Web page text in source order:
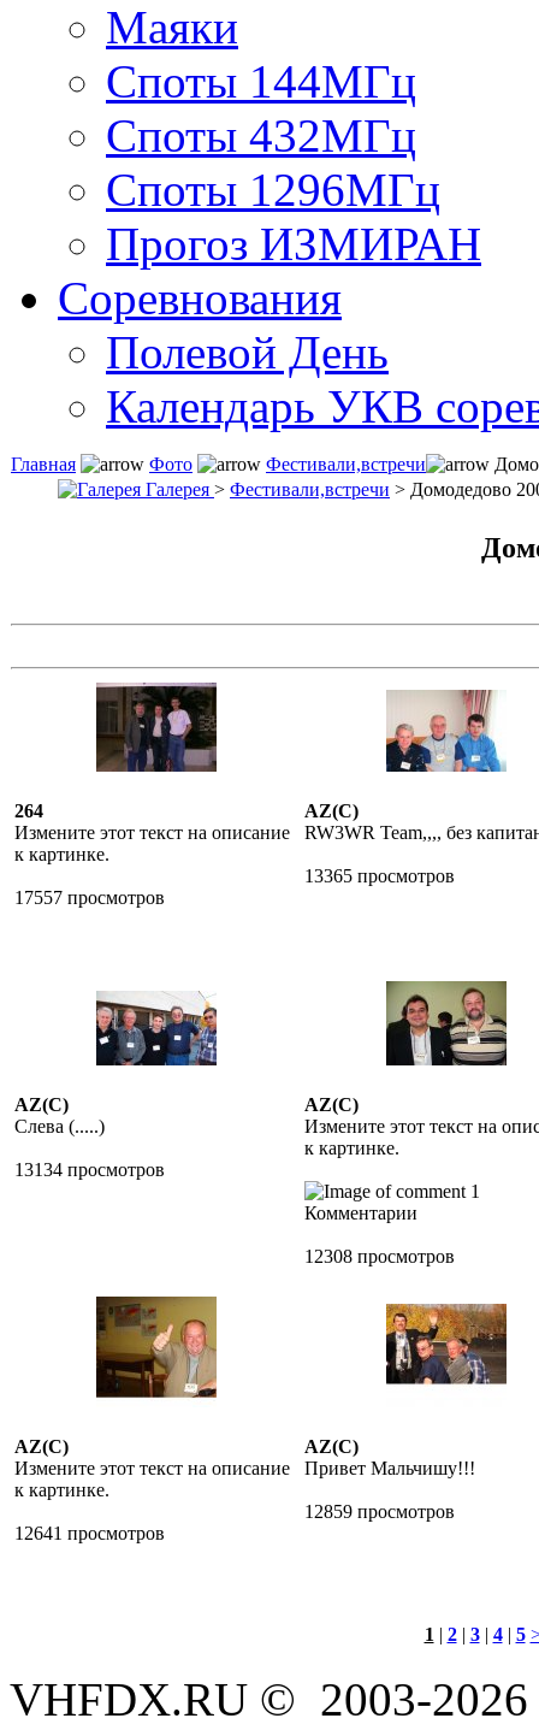
Маяки
Споты 144МГц
Споты 432МГц
Споты 1296МГц
Прогоз ИЗМИРАН
Соревнования
Полевой День
Календарь УКВ
Главная Фото Фестивали,встречи
Галерея > Фестивали,встречи > Домодедово
264
Измените этот текст на описание
к картинке.
17557 просмотров
AZ(C)
RW3WR Team,,,, без
13365 просмотров
AZ(C)
Слева (.....)
13134 просмотров
AZ(C)
Измените этот текст на
к картинке.
1
Комментарии
12308 просмотров
AZ(C)
Измените этот текст на описание
к картинке.
12641 просмотров
AZ(C)
Привет Мальчишу!!!
12859 просмотров
1 | 2| 3| 4| 5
VHFDX.RU © 2003-2026